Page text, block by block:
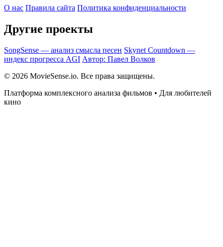
О нас Правила сайта Политика конфиденциальности
Другие проекты
SongSense — анализ смысла песен Skynet Countdown —
индекс прогресса AGI Автор: Павел Волков
© 2026 MovieSense.io. Все права защищены.
Платформа комплексного анализа фильмов • Для любителей
кино